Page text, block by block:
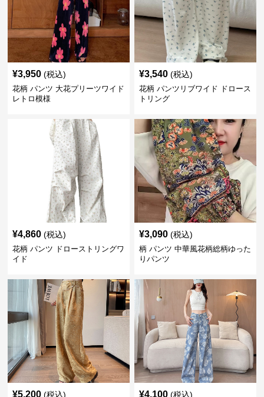
¥3,950 (税込)
花柄 パンツ 大花プリーツワイド
レトロ模様
¥3,540 (税込)
花柄 パンツリブワイド ドロース
トリング
¥4,860 (税込)
花柄 パンツ ドローストリングワ
イド
¥3,090 (税込)
柄 パンツ 中華風花柄総柄ゆった
りパンツ
¥5,200 (税込) ¥4,100 (税込)